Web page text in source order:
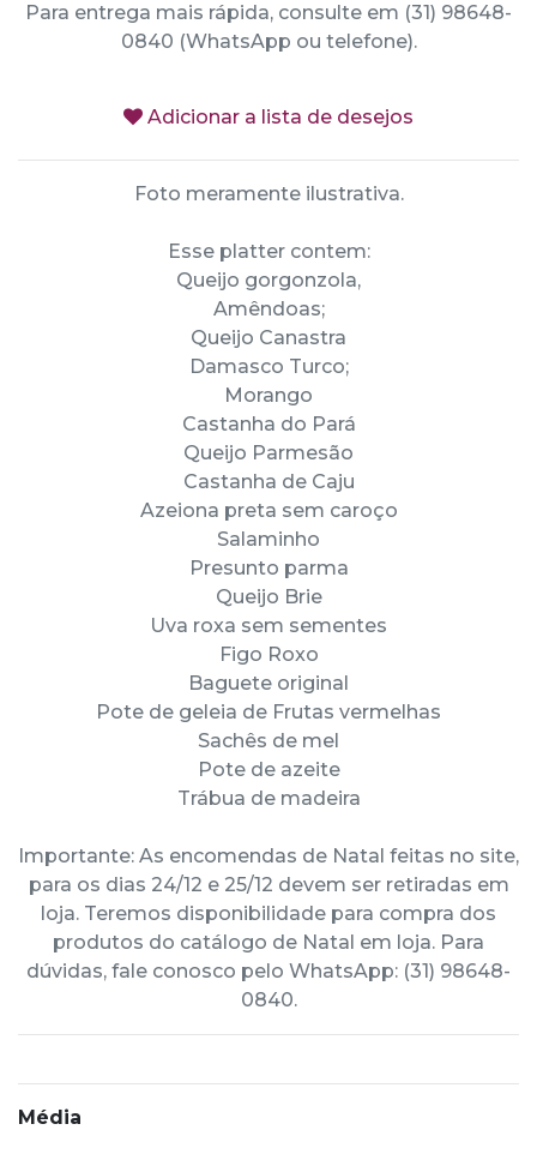
Para entrega mais rápida, consulte em (31) 98648-
0840 (WhatsApp ou telefone).
Adicionar a lista de desejos
Foto meramente ilustrativa.
Esse platter contem:
Queijo gorgonzola,
Amêndoas;
Queijo Canastra
Damasco Turco;
Morango
Castanha do Pará
Queijo Parmesão
Castanha de Caju
Azeiona preta sem caroço
Salaminho
Presunto parma
Queijo Brie
Uva roxa sem sementes
Figo Roxo
Baguete original
Pote de geleia de Frutas vermelhas
Sachês de mel
Pote de azeite
Trábua de madeira
Importante: As encomendas de Natal feitas no site,
para os dias 24/12 e 25/12 devem ser retiradas em
loja. Teremos disponibilidade para compra dos
produtos do catálogo de Natal em loja. Para
dúvidas, fale conosco pelo WhatsApp: (31) 98648-
0840.
Média